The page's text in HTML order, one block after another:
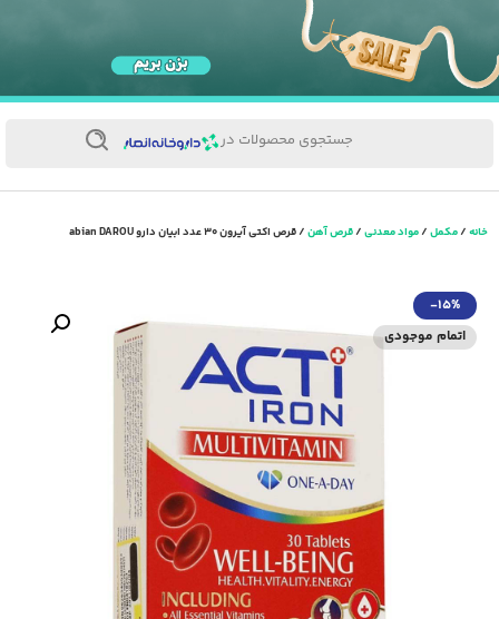
جستجوی محصولات در
خانه/مکمل/مواد معدنی/قرص آهن/ قرص اکتی آیرون ۳۰ عدد ابیان دارو abian DAROU
اتمام موجودی
-15%